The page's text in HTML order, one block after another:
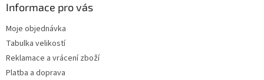
Informace pro vás
Moje objednávka
Tabulka velikostí
Reklamace a vrácení zboží
Platba a doprava